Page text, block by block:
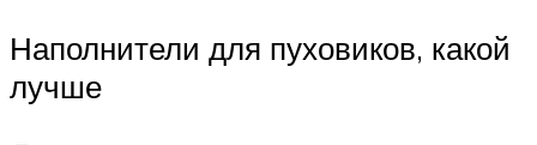
Наполнители для пуховиков, какой
лучше